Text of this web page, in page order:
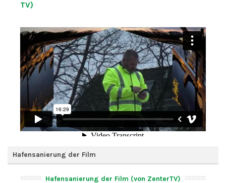
TV)
Hafensanierung der Film
Hafensanierung der Film (von ZenterTV)